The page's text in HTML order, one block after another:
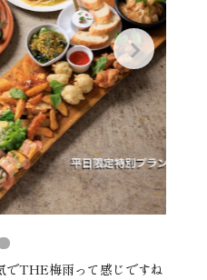
でTHE梅雨って感じですね